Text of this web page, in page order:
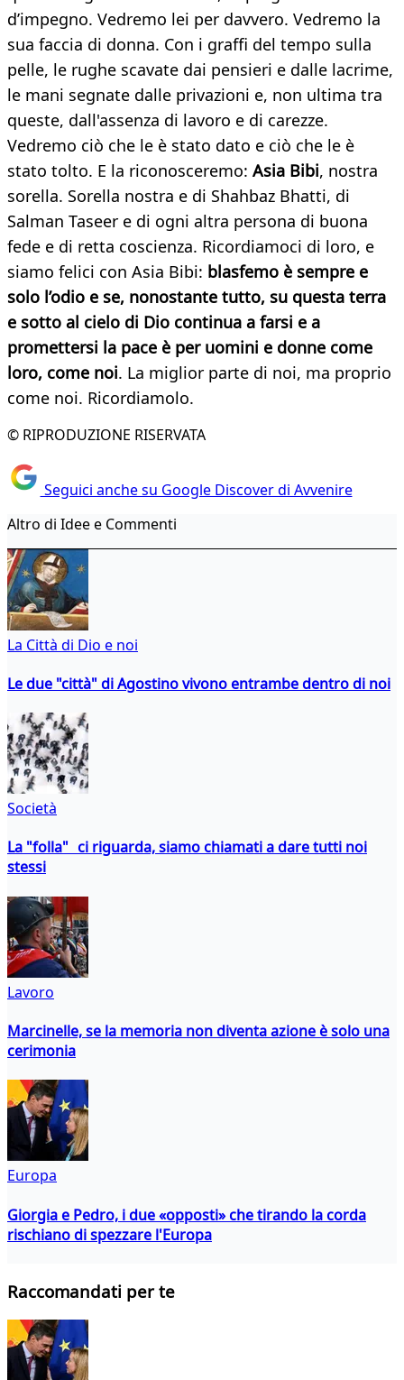
d’impegno. Vedremo lei per davvero. Vedremo la
sua faccia di donna. Con i graffi del tempo sulla
pelle, le rughe scavate dai pensieri e dalle lacrime,
le mani segnate dalle privazioni e, non ultima tra
queste, dall'assenza di lavoro e di carezze.
Vedremo ciò che le è stato dato e ciò che le è
stato tolto. E la riconosceremo: Asia Bibi, nostra
sorella. Sorella nostra e di Shahbaz Bhatti, di
Salman Taseer e di ogni altra persona di buona
fede e di retta coscienza. Ricordiamoci di loro, e
siamo felici con Asia Bibi: blasfemo è sempre e
solo l’odio e se, nonostante tutto, su questa terra
e sotto al cielo di Dio continua a farsi e a
promettersi la pace è per uomini e donne come
loro, come noi. La miglior parte di noi, ma proprio
come noi. Ricordiamolo.
© RIPRODUZIONE RISERVATA
Seguici anche su Google Discover di Avvenire
Altro di Idee e Commenti
La Città di Dio e noi
Le due "città" di Agostino vivono entrambe dentro di noi
Società
La "folla" ci riguarda, siamo chiamati a dare tutti noi
stessi
Lavoro
Marcinelle, se la memoria non diventa azione è solo una
cerimonia
Europa
Giorgia e Pedro, i due «opposti» che tirando la corda
rischiano di spezzare l'Europa
Raccomandati per te